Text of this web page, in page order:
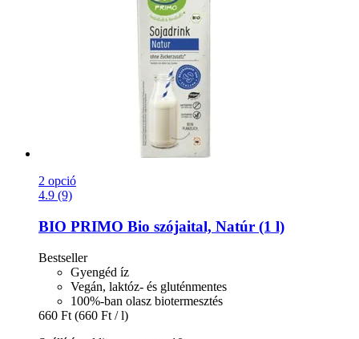
2 opció
4.9 (9)
BIO PRIMO Bio szójaital, Natúr (1 l)
Bestseller
Gyengéd íz
Vegán, laktóz- és gluténmentes
100%-ban olasz biotermesztés
660 Ft (660 Ft / l)